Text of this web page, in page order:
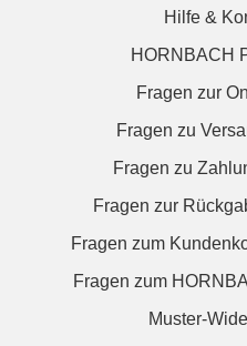
Hilfe &
HORNBACH
Fragen zur
Fragen zu
Fragen zu
Fragen zur
Fragen zum
Fragen zum
Muster-